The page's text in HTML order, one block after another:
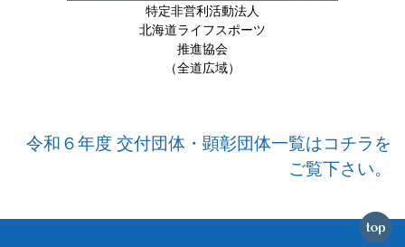
特定非営利活動法人
北海道ライフスポーツ
推進協会
（全道広域）
令和６年度 交付団体・顕彰団体一覧はコチラを
ご覧下さい。